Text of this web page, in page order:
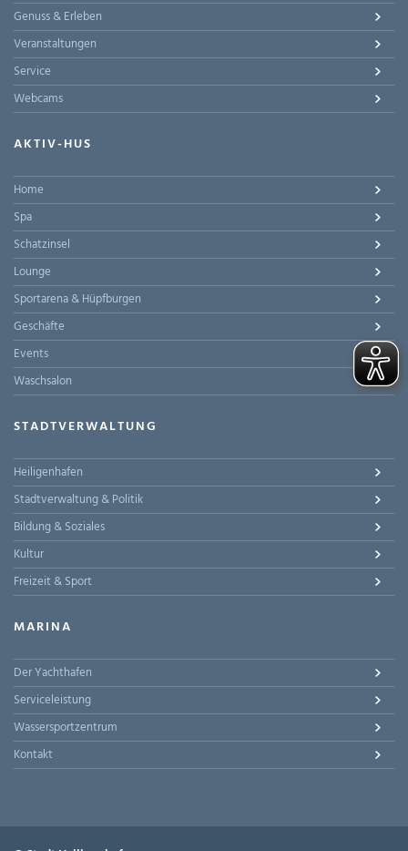
Genuss & Erleben
Veranstaltungen
Service
Webcams
AKTIV-HUS
Home
Spa
Schatzinsel
Lounge
Sportarena & Hüpfburgen
Geschäfte
Events
Waschsalon
STADTVERWALTUNG
Heiligenhafen
Stadtverwaltung & Politik
Bildung & Soziales
Kultur
Freizeit & Sport
MARINA
Der Yachthafen
Serviceleistung
Wassersportzentrum
Kontakt